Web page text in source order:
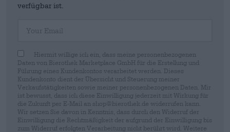
verfügbar ist.
Hiermit willige ich ein, dass meine personenbezogenen
Daten von Bierothek Marketplace GmbH für die Erstellung und
Führung eines Kundenkontos verarbeitet werden. Dieses
Kundenkonto dient der Übersicht und Steuerung meiner
Verkaufstätigkeiten sowie meiner personenbezogenen Daten. Mir
ist bewusst, dass ich diese Einwilligung jederzeit mit Wirkung für
die Zukunft per E-Mail an shop@bierothek.de widerrufen kann.
Wir setzen Sie davon in Kenntnis, dass durch den Widerruf der
Einwilligung die Rechtmäßigkeit der aufgrund der Einwilligung bis
zum Widerruf erfolgten Verarbeitung nicht berührt wird. Weitere